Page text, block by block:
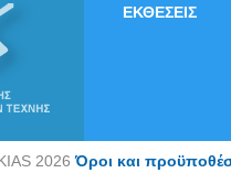
ΕΚΘΕΣΕΙΣ
2026Όροι και